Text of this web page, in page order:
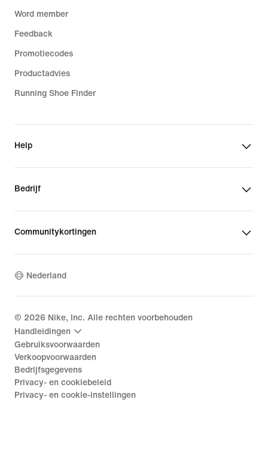
Word member
Feedback
Promotiecodes
Productadvies
Running Shoe Finder
Help
Bedrijf
Communitykortingen
Nederland
© 2026 Nike, Inc. Alle rechten voorbehouden
Handleidingen
Gebruiksvoorwaarden
Verkoopvoorwaarden
Bedrijfsgegevens
Privacy- en cookiebeleid
Privacy- en cookie-instellingen